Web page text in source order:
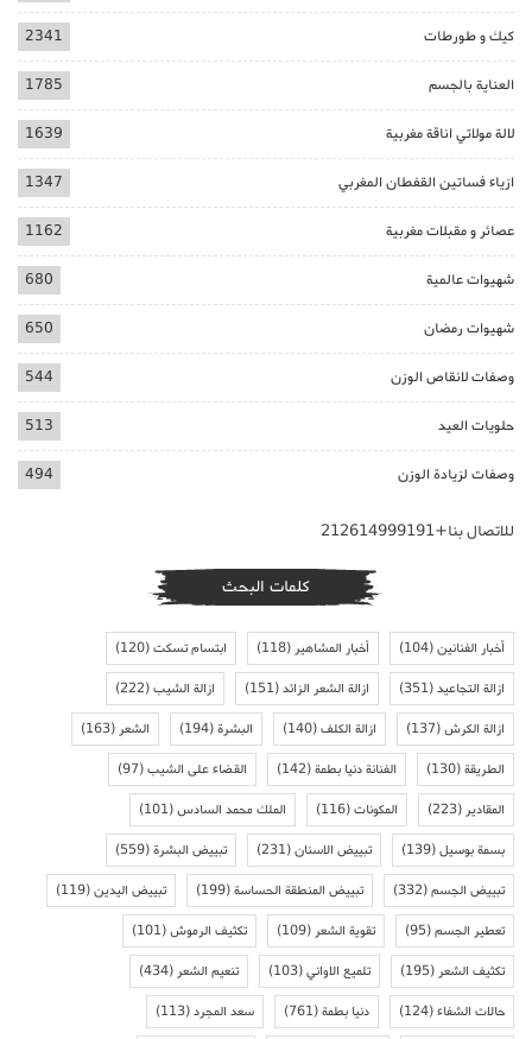
كيك و طورطات 2341
العناية بالجسم 1785
لالة مولاتي اناقة مغربية 1639
ازياء فساتين القفطان المغربي 1347
عصائر و مقبلات مغربية 1162
شهيوات عالمية 680
شهيوات رمضان 650
وصفات لانقاص الوزن 544
حلويات العيد 513
وصفات لزيادة الوزن 494
للاتصال بنا+212614999191
كلمات البحث
أخبار الفنانين(104) أخبار المشاهير(118) ابتسام تسكت(120)
ازالة التجاعيد(351) ازالة الشعر الزائد(151) ازالة الشيب(222)
ازالة الكرش(137) ازالة الكلف(140) البشرة(194) الشعر(163)
الطريقة(130) الفنانة دنيا بطمة(142) القضاء على الشيب(97)
المقادير(223) المكونات(116) الملك محمد السادس(101)
بسمة بوسيل(139) تبييض الاسنان(231) تبييض البشرة(559)
تبييض الجسم(332) تبييض المنطقة الحساسة(199) تبييض اليدين(119)
تعطير الجسم(95) تقوية الشعر(109) تكثيف الرموش(101)
تكثيف الشعر(195) تلميع الاواني(103) تنعيم الشعر(434)
حالات الشفاء(124) دنيا بطمة(761) سعد المجرد(113)